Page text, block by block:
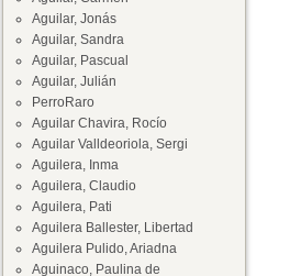
Aguilar, Jonás
Aguilar, Sandra
Aguilar, Pascual
Aguilar, Julián
PerroRaro
Aguilar Chavira, Rocío
Aguilar Valldeoriola, Sergi
Aguilera, Inma
Aguilera, Claudio
Aguilera, Pati
Aguilera Ballester, Libertad
Aguilera Pulido, Ariadna
Aguinaco, Paulina de